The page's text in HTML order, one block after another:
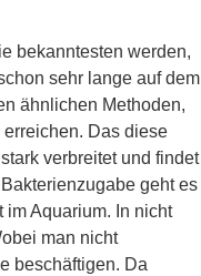
bekanntesten werden,
sehr lange auf dem
ähnlichen Methoden,
Das diese
verbreitet und findet
geht es
im Aquarium. In nicht
man nicht
beschäftigen. Da